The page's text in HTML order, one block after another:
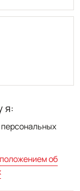
я:
положением об